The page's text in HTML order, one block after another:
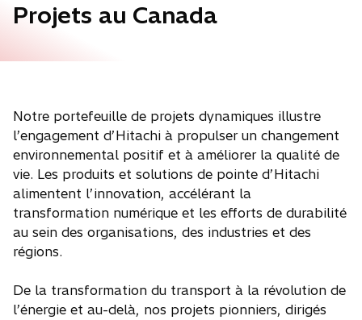
Projets au Canada
Notre portefeuille de projets dynamiques illustre
l’engagement d’Hitachi à propulser un changement
environnemental positif et à améliorer la qualité de
vie. Les produits et solutions de pointe d’Hitachi
alimentent l’innovation, accélérant la
transformation numérique et les efforts de durabilité
au sein des organisations, des industries et des
régions.
De la transformation du transport à la révolution de
l’énergie et au-delà, nos projets pionniers, dirigés